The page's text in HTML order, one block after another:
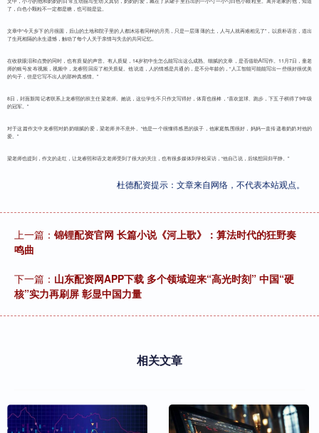
了，白色小颗粒不一定都是糖，也可能是盐。
文章中“今天乡下的月很圆，后山的土地和院子里的人都沐浴着同样的月亮，只是一层薄薄的土，人与人就再难相见了”，以质朴语言，道出
了生死相隔的永生遗憾，触动了每个人关于亲情与失去的共同记忆。
在收获眼泪和点赞的同时，也有质疑的声音。有人质疑，14岁初中生怎么能写出这么成熟、细腻的文章，是否借助AI写作。11月7日，童老
师的账号发布视频，视频中，龙睿熙回应了相关质疑。他说道，人的情感是共通的，是不分年龄的，“人工智能可能能写出一些很好很优美
的句子，但是它写不出人的那种真感情。”
8日，封面新闻记者联系上龙睿熙的班主任梁老师。她说，这位学生不只作文写得好，体育也很棒，“喜欢篮球、跑步，下五子棋得了9年级
的冠军。”
对于这篇作文中龙睿熙对奶奶细腻的爱，梁老师并不意外。“他是一个很懂得感恩的孩子，他家庭氛围很好，妈妈一直传递着奶奶对他的
爱。”
梁老师也提到，作文的走红，让龙睿熙和语文老师受到了很大的关注，也有很多媒体到学校采访，“他自己说，后续想回归平静。”
杜德配资提示：文章来自网络，不代表本站观点。
上一篇： 锦锂配资官网 长篇小说《河上歌》：算法时代的狂野奏
鸣曲
下一篇： 山东配资网APP下载 多个领域迎来“高光时刻” 中国“硬
核”实力再刷屏 彰显中国力量
相关文章